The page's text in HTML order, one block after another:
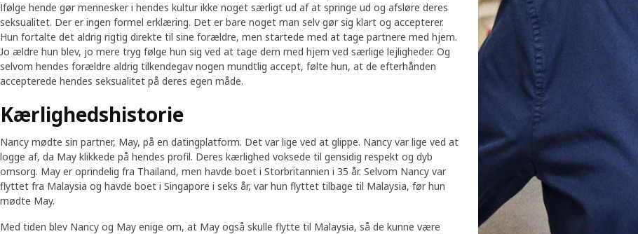
Ifølge hende gør mennesker i hendes kultur ikke noget særligt ud af at springe ud og afsløre deres
seksualitet. Der er ingen formel erklæring. Det er bare noget man selv gør sig klart og accepterer.
Hun fortalte det aldrig rigtig direkte til sine forældre, men startede med at tage partnere med hjem.
Jo ældre hun blev, jo mere tryg følge hun sig ved at tage dem med hjem ved særlige lejligheder. Og
selvom hendes forældre aldrig tilkendegav nogen mundtlig accept, følte hun, at de efterhånden
accepterede hendes seksualitet på deres egen måde.
Kærlighedshistorie
Nancy mødte sin partner, May, på en datingplatform. Det var lige ved at glippe. Nancy var lige ved at
logge af, da May klikkede på hendes profil. Deres kærlighed voksede til gensidig respekt og dyb
omsorg. May er oprindelig fra Thailand, men havde boet i Storbritannien i 35 år. Selvom Nancy var
flyttet fra Malaysia og havde boet i Singapore i seks år, var hun flyttet tilbage til Malaysia, før hun
mødte May.
Med tiden blev Nancy og May enige om, at May også skulle flytte til Malaysia, så de kunne være